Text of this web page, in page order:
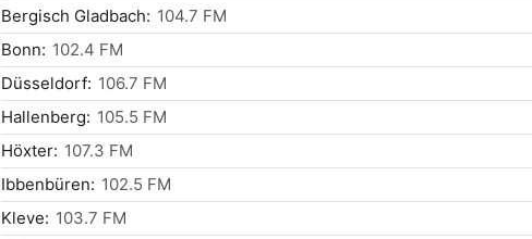
Bergisch Gladbach: 104.7 FM
Bonn: 102.4 FM
Düsseldorf: 106.7 FM
Hallenberg: 105.5 FM
Höxter: 107.3 FM
Ibbenbüren: 102.5 FM
Kleve: 103.7 FM